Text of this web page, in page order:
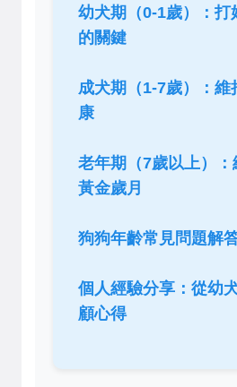
幼犬期（0-1歲）：打
的關鍵
成犬期（1-7歲）：維
康
老年期（7歲以上）
黃金歲月
狗狗年齡常見問題解
個人經驗分享：從幼
顧心得